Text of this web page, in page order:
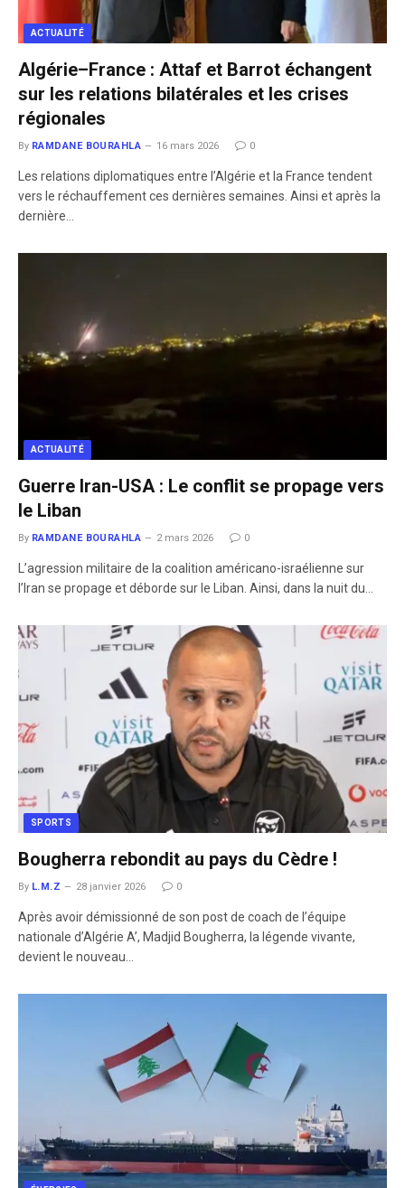
ACTUALITÉ
Algérie–France : Attaf et Barrot échangent
sur les relations bilatérales et les crises
régionales
By RAMDANE BOURAHLA 16 mars 2026 0
Les relations diplomatiques entre l’Algérie et la France tendent
vers le réchauffement ces dernières semaines. Ainsi et après la
dernière…
ACTUALITÉ
Guerre Iran-USA : Le conflit se propage vers
le Liban
By RAMDANE BOURAHLA 2 mars 2026 0
L’agression militaire de la coalition américano-israélienne sur
l’Iran se propage et déborde sur le Liban. Ainsi, dans la nuit du…
SPORTS
Bougherra rebondit au pays du Cèdre !
By L.M.Z 28 janvier 2026 0
Après avoir démissionné de son post de coach de l’équipe
nationale d’Algérie A’, Madjid Bougherra, la légende vivante,
devient le nouveau…